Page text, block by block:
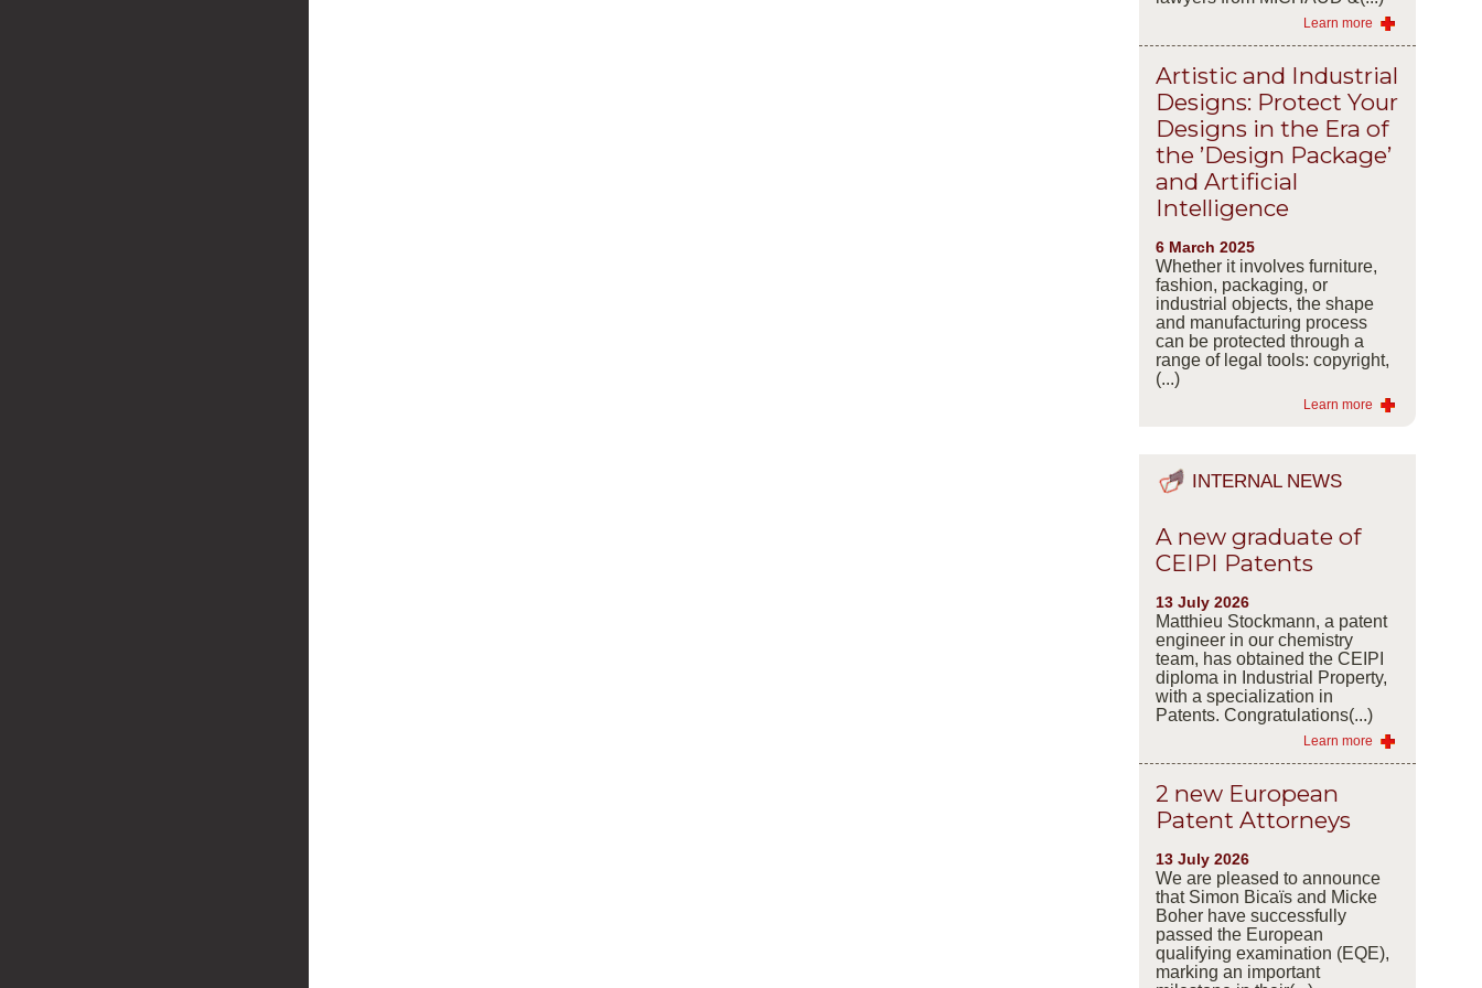
Learn more
Artistic and Industrial
Designs: Protect Your
Designs in the Era of
the ’Design Package’
and Artificial
Intelligence
6 March 2025
Whether it involves furniture,
fashion, packaging, or
industrial objects, the shape
and manufacturing process
can be protected through a
range of legal tools: copyright,
(...)
Learn more
INTERNAL NEWS
A new graduate of
CEIPI Patents
13 July 2026
Matthieu Stockmann, a patent
engineer in our chemistry
team, has obtained the CEIPI
diploma in Industrial Property,
with a specialization in
Patents. Congratulations(...)
Learn more
2 new European
Patent Attorneys
13 July 2026
We are pleased to announce
that Simon Bicaïs and Micke
Boher have successfully
passed the European
qualifying examination (EQE),
marking an important